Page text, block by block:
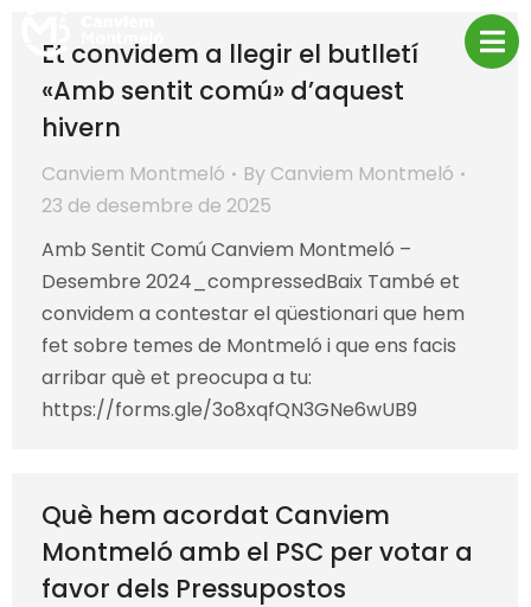
Et convidem a llegir el butlletí
«Amb sentit comú» d’aquest
hivern
Canviem Montmeló By Canviem Montmeló
23 de desembre de 2025
Amb Sentit Comú Canviem Montmeló –
Desembre 2024_compressedBaix També et
convidem a contestar el qüestionari que hem
fet sobre temes de Montmeló i que ens facis
arribar què et preocupa a tu:
https://forms.gle/3o8xqfQN3GNe6wUB9
Què hem acordat Canviem
Montmeló amb el PSC per votar a
favor dels Pressupostos